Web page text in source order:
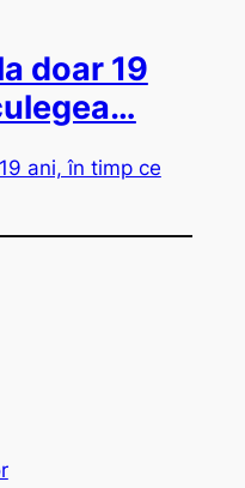
doar 19